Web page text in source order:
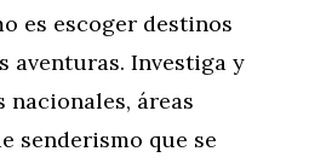
es escoger destinos
aventuras. Investiga y
nacionales, áreas
senderismo que se